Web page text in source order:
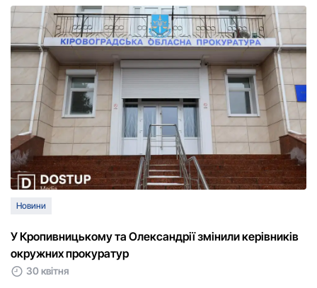
Новини
У Кропивницькому та Олександрії змінили керівників
окружних прокуратур
30 квітня